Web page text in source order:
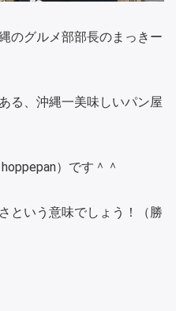
のグルメ部部長のまっきー
る、沖縄一美味しいパン屋
）です＾＾
という意味でしょう！（勝